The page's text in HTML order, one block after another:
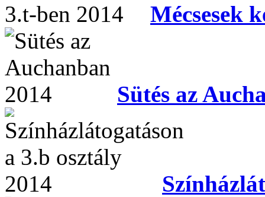
Mécsesek
Sütés az